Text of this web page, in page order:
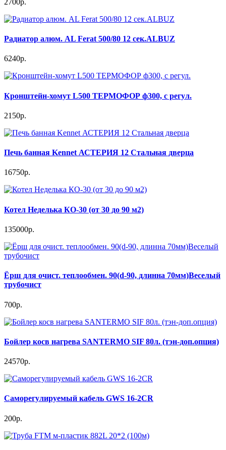
Радиатор алюм. AL Ferat 500/80 12 сек.ALBUZ
6240р.
Кронштейн-хомут L500 ТЕРМОФОР ф300, с регул.
2150р.
Печь банная Kennet АСТЕРИЯ 12 Стальная дверца
16750р.
Котел Неделька КО-30 (от 30 до 90 м2)
135000р.
Ёрш для очист. теплообмен. 90(d-90, длинна 70мм)Веселый
трубочист
700р.
Бойлер косв нагрева SANTERMO SIF 80л. (тэн-доп.опция)
24570р.
Саморегулируемый кабель GWS 16-2CR
200р.